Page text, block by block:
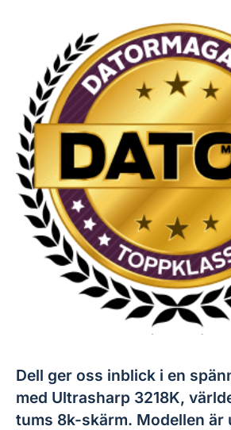
Dell ger oss inblick i en
med Ultrasharp 3218K,
tums 8k-skärm. Modellen är